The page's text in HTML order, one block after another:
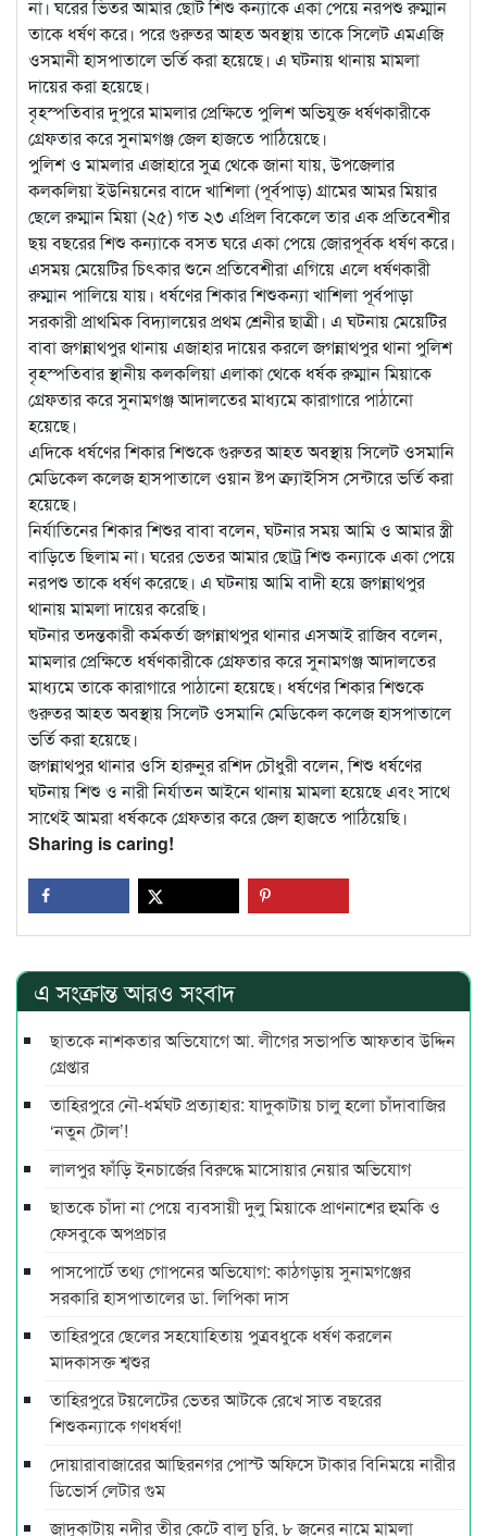
না। ঘরের ভিতর আমার ছোট শিশু কন্যাকে একা পেয়ে নরপশু রুম্মান
তাকে ধর্ষণ করে। পরে গুরুতর আহত অবস্থায় তাকে সিলেট এমএজি
ওসমানী হাসপাতালে ভর্তি করা হয়েছে। এ ঘটনায় থানায় মামলা
দায়ের করা হয়েছে।
বৃহস্পতিবার দুপুরে মামলার প্রেক্ষিতে পুলিশ অভিযুক্ত ধর্ষণকারীকে
গ্রেফতার করে সুনামগঞ্জ জেল হাজতে পাঠিয়েছে।
পুলিশ ও মামলার এজাহারে সুত্র থেকে জানা যায়, উপজেলার
কলকলিয়া ইউনিয়নের বাদে খাশিলা (পূর্বপাড়) গ্রামের আমর মিয়ার
ছেলে রুম্মান মিয়া (২৫) গত ২৩ এপ্রিল বিকেলে তার এক প্রতিবেশীর
ছয় বছরের শিশু কন্যাকে বসত ঘরে একা পেয়ে জোরপূর্বক ধর্ষণ করে।
এসময় মেয়েটির চিৎকার শুনে প্রতিবেশীরা এগিয়ে এলে ধর্ষণকারী
রুম্মান পালিয়ে যায়। ধর্ষণের শিকার শিশুকন্যা খাশিলা পূর্বপাড়া
সরকারী প্রাথমিক বিদ্যালয়ের প্রথম শ্রেনীর ছাত্রী। এ ঘটনায় মেয়েটির
বাবা জগন্নাথপুর থানায় এজাহার দায়ের করলে জগন্নাথপুর থানা পুলিশ
বৃহস্পতিবার স্থানীয় কলকলিয়া এলাকা থেকে ধর্ষক রুম্মান মিয়াকে
গ্রেফতার করে সুনামগঞ্জ আদালতের মাধ্যমে কারাগারে পাঠানো
হয়েছে।
এদিকে ধর্ষণের শিকার শিশুকে গুরুতর আহত অবস্থায় সিলেট ওসমানি
মেডিকেল কলেজ হাসপাতালে ওয়ান ষ্টপ ক্র্যাইসিস সেন্টারে ভর্তি করা
হয়েছে।
নির্যাতিনের শিকার শিশুর বাবা বলেন, ঘটনার সময় আমি ও আমার স্ত্রী
বাড়িতে ছিলাম না। ঘরের ভেতর আমার ছোট্র শিশু কন্যাকে একা পেয়ে
নরপশু তাকে ধর্ষণ করেছে। এ ঘটনায় আমি বাদী হয়ে জগন্নাথপুর
থানায় মামলা দায়ের করেছি।
ঘটনার তদন্তকারী কর্মকর্তা জগন্নাথপুর থানার এসআই রাজিব বলেন,
মামলার প্রেক্ষিতে ধর্ষণকারীকে গ্রেফতার করে সুনামগঞ্জ আদালতের
মাধ্যমে তাকে কারাগারে পাঠানো হয়েছে। ধর্ষণের শিকার শিশুকে
গুরুতর আহত অবস্থায় সিলেট ওসমানি মেডিকেল কলেজ হাসপাতালে
ভর্তি করা হয়েছে।
জগন্নাথপুর থানার ওসি হারুনুর রশিদ চৌধুরী বলেন, শিশু ধর্ষণের
ঘটনায় শিশু ও নারী নির্যাতন আইনে থানায় মামলা হয়েছে এবং সাথে
সাথেই আমরা ধর্ষককে গ্রেফতার করে জেল হাজতে পাঠিয়েছি।
Sharing is caring!
এ সংক্রান্ত আরও সংবাদ
ছাতকে নাশকতার অভিযোগে আ. লীগের সভাপ‌তি আফতাব উদ্দিন
গ্রেপ্তার
তাহিরপুরে নৌ-ধর্মঘট প্রত্যাহার: যাদুকাটায় চালু হলো চাঁদাবাজির
‘নতুন টোল’!
লালপুর ফাঁড়ি ইনচার্জের বিরুদ্ধে মাসোয়ার নেয়ার অভিযোগ
ছাতকে চাঁদা না পেয়ে ব্যবসায়ী দুলু মিয়াকে প্রাণনাশের হুমকি ও
ফেসবুকে অপপ্রচার
পাসপোর্টে তথ্য গোপনের অভিযোগ: কাঠগড়ায় সুনামগঞ্জের
সরকারি হাসপাতালের ডা. লিপিকা দাস
তাহিরপুরে ছেলের সহযোহিতায় পুত্রবধুকে ধর্ষণ করলেন
মাদকাসক্ত শ্বশুর
তাহিরপুরে টয়লেটের ভেতর আটকে রেখে সাত বছরের
শিশুকন্যাকে গণধর্ষণ!
দোয়ারাবাজারের আছিরনগর পোস্ট অফিসে টাকার বিনিময়ে নারীর
ডিভোর্স লেটার গুম
জাদুকাটায় নদীর তীর কেটে বালু চুরি, ৮ জনের নামে মামলা